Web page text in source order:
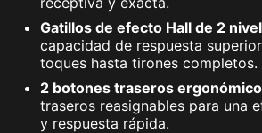
Gatillos de efecto Hall de 2
capacidad de respuesta
toques hasta tirones completos.
2 botones traseros
traseros reasignables para una
y respuesta rápida.